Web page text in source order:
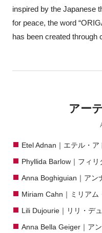
inspired by the Japanese
for peace, the word
has been created through
アー
Etel Adnan｜エテル・ア
Phyllida Barlow｜フィリ
Anna Boghiguian｜アン
Miriam Cahn｜ミリアム
Lili Dujourie｜リリ・デ
Anna Bella Geiger｜ア